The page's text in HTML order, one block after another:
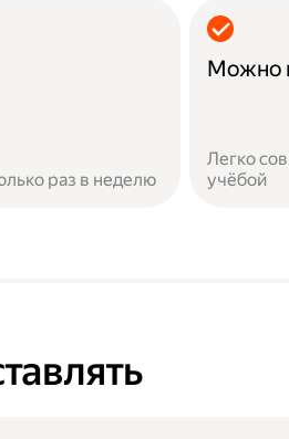
раз в неделю
Можно
Легко
учёбой